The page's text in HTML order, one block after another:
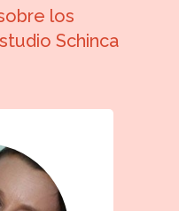
los
Schinca